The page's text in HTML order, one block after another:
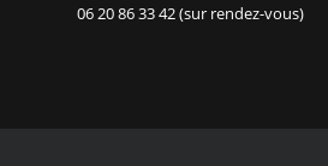
06 20 86 33 42 (sur rendez-vous)